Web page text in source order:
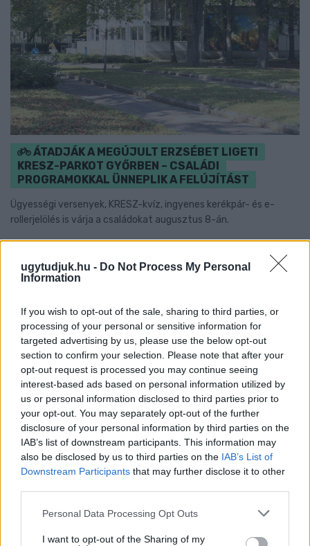
ugytudjuk.hu - Do Not Process My Personal
Information
If you wish to opt-out of the sale, sharing to third parties, or
processing of your personal or sensitive information for
targeted advertising by us, please use the below opt-out
section to confirm your selection. Please note that after your
opt-out request is processed you may continue seeing
interest-based ads based on personal information utilized by
us or personal information disclosed to third parties prior to
your opt-out. You may separately opt-out of the further
disclosure of your personal information by third parties on the
IAB’s list of downstream participants. This information may
also be disclosed by us to third parties on the IAB’s List of
Downstream Participants that may further disclose it to other
Please note that this website/app uses one or more Google
not limited to your visit or usage behaviour. You may click to
Personal Data Processing Opt Outs
I want to opt-out of the Sharing of my
ÁTADJÁK A MEGÚJULT ERZSÉBET LIGETI
KRESZ-PARKOT GYŐRBEN – CSALÁDI
PROGRAMOKKAL ÜNNEPLIK A FELÚJÍTÁST
Ügyességi versenyek, KRESZ-kvíz, ingyenes kerékpár- és e-
rollerjelölés is várja a családokat augusztus 8-án.
Szólj hozzá!
NŐVERŐ SZOMBATHELYI FÉRFI ELLEN EMELT
VÁDAT AZ ÜGYÉSZSÉG
A férfi a nyílt utcán kezdte verni áldozatát.